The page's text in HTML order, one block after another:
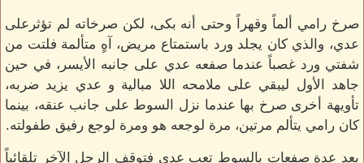
صرخ رامي ألماً وقهراً وحتى أنه بكى، لكن صرخاته لم تؤثرعلى
عدي، والذي كان يجلد ورد باستمتاع مريض، آهٍ متألمة فلتت من
شفتي ورد غصباً عندما صفعه عدي على جانبه الأيسر، في حين
جاهد الأول ليبقي على ملامحه اللا مبالية و عدي يزيد ضربه،
تأويهة أخرى صرخ بها عندما نزل السوط على جانب عنقه، بينما
كان رامي يتألم مرتين، مرة لوجعه هو ومرة لوجع رفيق طفولته.
بعد عدة صفعات بالسوط تعب عدي فتوقف الرجل الآخر تلقائياً